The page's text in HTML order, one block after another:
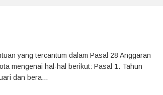
yang tercantum dalam Pasal 28 Anggaran
mengenai hal-hal berikut: Pasal 1. Tahun
dan bera...